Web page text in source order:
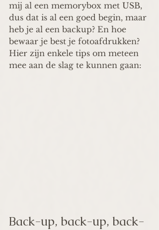
mij al een memorybox met USB,
dus dat is al een goed begin, maar
heb je al een backup? En hoe
bewaar je best je fotoafdrukken?
Hier zijn enkele tips om meteen
mee aan de slag te kunnen gaan:
Back-up, back-up, back-